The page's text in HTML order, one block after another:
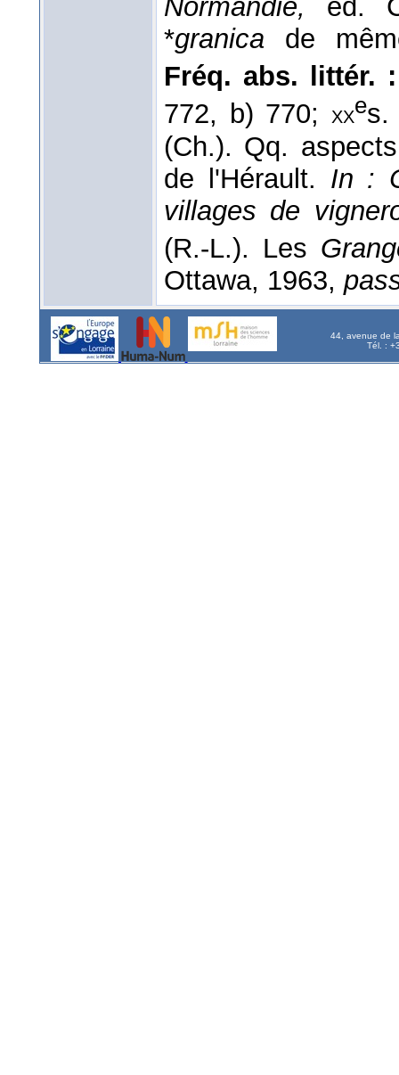
Normandie, éd.
*granica de
Fréq. abs. littér.
772, b) 770; xxes.
(Ch.). Qq.
de l'Hérault. In :
villages de
(R.-L.). Les
Ottawa, 1963,
44, avenue de
Tél. :